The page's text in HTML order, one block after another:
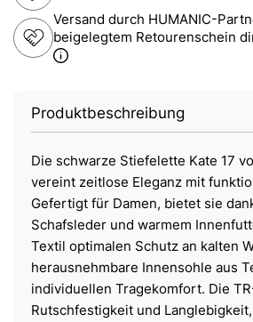
Versand durch HUMANIC-
beigelegtem Retourenschein
Produktbeschreibung
Die schwarze Stiefelette Kate 17
vereint zeitlose Eleganz mit
Gefertigt für Damen, bietet sie
Schafsleder und warmem
Textil optimalen Schutz an kalten
herausnehmbare Innensohle aus
individuellen Tragekomfort. Die
Rutschfestigkeit und